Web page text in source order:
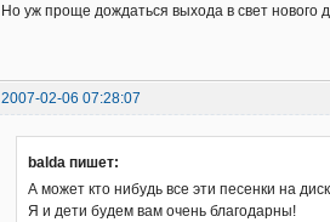
Но уж проще дождаться выхода в свет нового
2007-02-06 07:28:07
balda пишет:
А может кто нибудь все эти песенки на
Я и дети будем вам очень благодарны!